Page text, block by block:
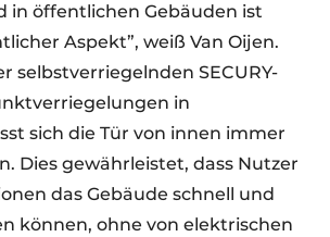
in öffentlichen Gebäuden ist
Aspekt”, weiß Van Oijen.
selbstverriegelnden SECURY-
in
sich die Tür von innen immer
Dies gewährleistet, dass Nutzer
das Gebäude schnell und
können, ohne von elektrischen